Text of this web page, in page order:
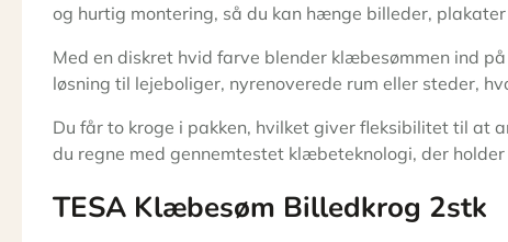
og hurtig montering, så du kan hænge billeder,
Med en diskret hvid farve blender klæbesømmen ind
løsning til lejeboliger, nyrenoverede rum eller steder,
Du får to kroge i pakken, hvilket giver fleksibilitet til at
du regne med gennemtestet klæbeteknologi, der
TESA Klæbesøm Billedkrog 2stk